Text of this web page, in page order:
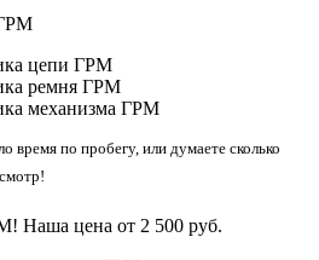
цепи ГРМ
ремня ГРМ
механизма ГРМ
время по пробегу, или думаете сколько
Наша цена от 2 500 руб.